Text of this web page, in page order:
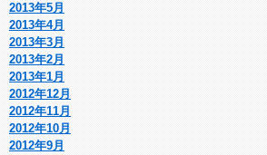
2013年5月
2013年4月
2013年3月
2013年2月
2013年1月
2012年12月
2012年11月
2012年10月
2012年9月